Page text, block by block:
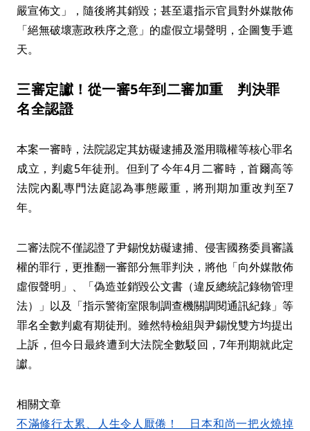
嚴宣佈文」，隨後將其銷毀；甚至還指示官員對外媒散佈
「絕無破壞憲政秩序之意」的虛假立場聲明，企圖隻手遮
天。
三審定讞！從一審5年到二審加重 判決罪
名全認證
本案一審時，法院認定其妨礙逮捕及濫用職權等核心罪名
成立，判處5年徒刑。但到了今年4月二審時，首爾高等
法院內亂專門法庭認為事態嚴重，將刑期加重改判至7
年。
二審法院不僅認證了尹錫悅妨礙逮捕、侵害國務委員審議
權的罪行，更推翻一審部分無罪判決，將他「向外媒散佈
虛假聲明」、「偽造並銷毀公文書（違反總統記錄物管理
法）」以及「指示警衛室限制調查機關調閱通訊紀錄」等
罪名全數判處有期徒刑。雖然特檢組與尹錫悅雙方均提出
上訴，但今日最終遭到大法院全數駁回，7年刑期就此定
讞。
相關文章
不滿修行太累、人生令人厭倦！ 日本和尚一把火燒掉